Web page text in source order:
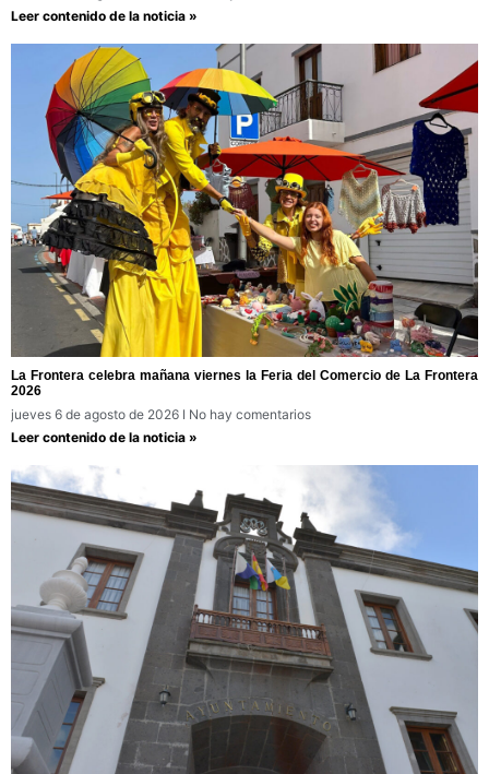
Leer contenido de la noticia »
La Frontera celebra mañana viernes la Feria del Comercio de La Frontera
2026
jueves 6 de agosto de 2026
No hay comentarios
Leer contenido de la noticia »